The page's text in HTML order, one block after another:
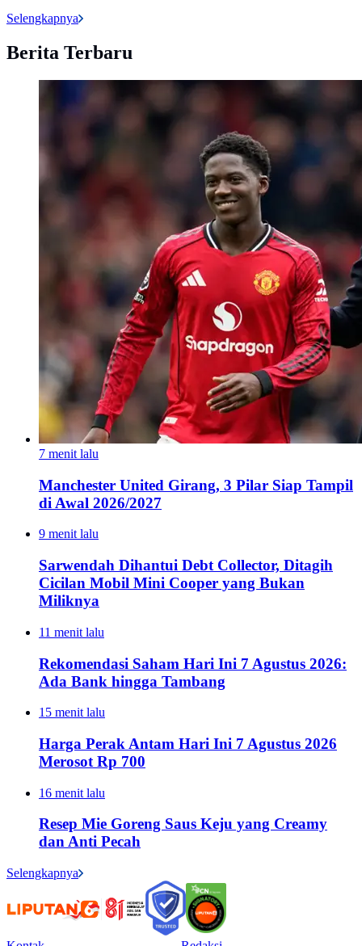
Selengkapnya
Berita Terbaru
7 menit lalu
Manchester United Girang, 3 Pilar Siap Tampil
di Awal 2026/2027
9 menit lalu
Sarwendah Dihantui Debt Collector, Ditagih
Cicilan Mobil Mini Cooper yang Bukan
Miliknya
11 menit lalu
Rekomendasi Saham Hari Ini 7 Agustus 2026:
Ada Bank hingga Tambang
15 menit lalu
Harga Perak Antam Hari Ini 7 Agustus 2026
Merosot Rp 700
16 menit lalu
Resep Mie Goreng Saus Keju yang Creamy
dan Anti Pecah
Selengkapnya